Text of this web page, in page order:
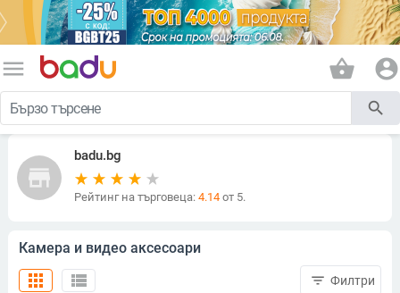
menu shopping_basket account_circle
search
store
badu.bg
Рейтинг на търговеца: 4.14от 5.
Камера и видео аксесоари
view_list
apps filter_list Филтри